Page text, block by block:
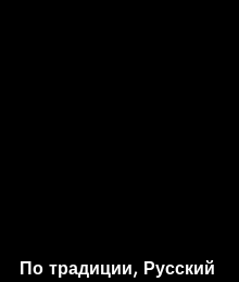
По традиции, Русский